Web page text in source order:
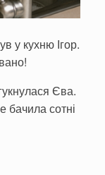
у кухню Ігор.
Єва.
бачила сотні